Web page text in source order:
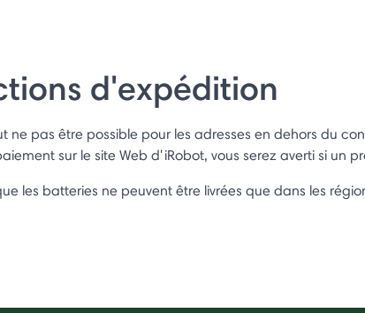
d'expédition
ne pas être possible pour les adresses en dehors du
sur le site Web d'iRobot, vous serez averti si un
les batteries ne peuvent être livrées que dans les